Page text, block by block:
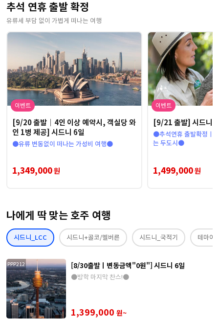
추석 연휴 출발 확정
유류세 부담 없이 가볍게 떠나는 여행
이벤트
[9/20 출발｜4인 이상 예약시, 객실당 와
인 1병 제공] 시드니 6일
●유류 변동없이 떠나는 가성비 여행●
1,349,000원
이벤트
[9/21 출발] 시드니+
●추석연휴 출발확정ㅣ
는 두도시●
1,499,000원
나에게 딱 맞는 호주 여행
시드니_LCC 시드니+골코/멜버른 시드니_국적기 테마여
PPP212 [8/30출발ㅣ변동금액"0원"] 시드니 6일
●방학 마지막 찬스!●
1,399,000 원~